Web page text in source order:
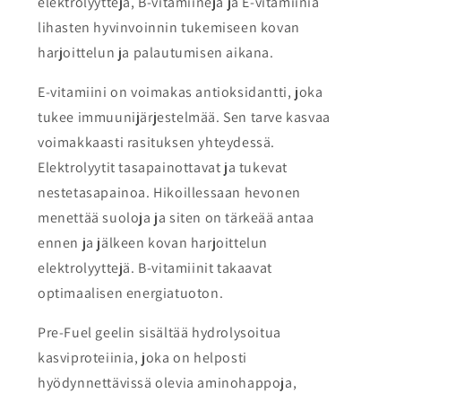
lihasten hyvinvoinnin tukemiseen kovan
harjoittelun ja palautumisen aikana.
E-vitamiini on voimakas antioksidantti, joka
tukee immuunijärjestelmää. Sen tarve kasvaa
voimakkaasti rasituksen yhteydessä.
Elektrolyytit tasapainottavat ja tukevat
nestetasapainoa. Hikoillessaan hevonen
menettää suoloja ja siten on tärkeää antaa
ennen ja jälkeen kovan harjoittelun
elektrolyyttejä. B-vitamiinit takaavat
optimaalisen energiatuoton.
Pre-Fuel geelin sisältää hydrolysoitua
kasviproteiinia, joka on helposti
hyödynnettävissä olevia aminohappoja,